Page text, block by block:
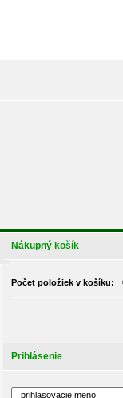
Nákupný košík
Počet položiek v košíku:
Prihlásenie